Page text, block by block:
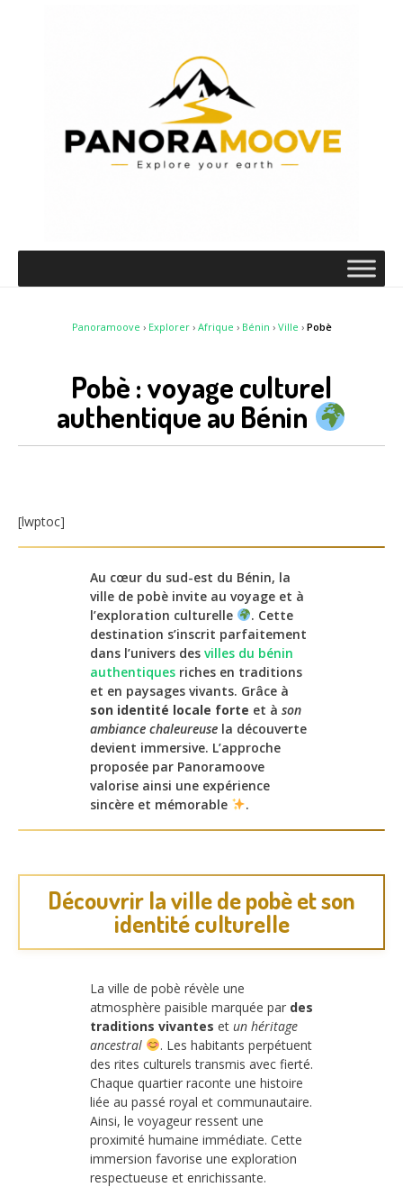
Panoramoove › Explorer› Afrique › Bénin › Ville › Pobè
Pobè : voyage culturel
authentique au Bénin
[lwptoc]
Au cœur du sud-est du Bénin, la
ville de pobè invite au voyage et à
l’exploration culturelle
. Cette
destination s’inscrit parfaitement
dans l’univers des villes du bénin
authentiques riches en traditions
et en paysages vivants. Grâce à
son identité locale forte et à son
ambiance chaleureuse la découverte
devient immersive. L’approche
proposée par Panoramoove
valorise ainsi une expérience
sincère et mémorable
.
Découvrir la ville de pobè et son
identité culturelle
La ville de pobè révèle une
atmosphère paisible marquée par des
traditions vivantes et un héritage
ancestral
. Les habitants perpétuent
des rites culturels transmis avec fierté.
Chaque quartier raconte une histoire
liée au passé royal et communautaire.
Ainsi, le voyageur ressent une
proximité humaine immédiate. Cette
immersion favorise une exploration
respectueuse et enrichissante.